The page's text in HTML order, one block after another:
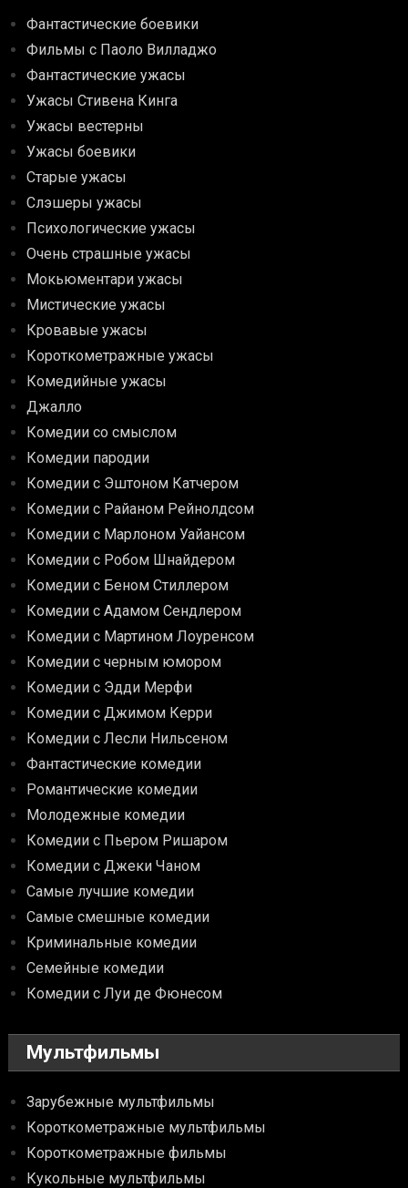
Фантастические боевики
Фильмы с Паоло Вилладжо
Фантастические ужасы
Ужасы Стивена Кинга
Ужасы вестерны
Ужасы боевики
Старые ужасы
Слэшеры ужасы
Психологические ужасы
Очень страшные ужасы
Мокьюментари ужасы
Мистические ужасы
Кровавые ужасы
Короткометражные ужасы
Комедийные ужасы
Джалло
Комедии со смыслом
Комедии пародии
Комедии с Эштоном Катчером
Комедии с Райаном Рейнолдсом
Комедии с Марлоном Уайансом
Комедии с Робом Шнайдером
Комедии с Беном Стиллером
Комедии с Адамом Сендлером
Комедии с Мартином Лоуренсом
Комедии с черным юмором
Комедии с Эдди Мерфи
Комедии с Джимом Керри
Комедии с Лесли Нильсеном
Фантастические комедии
Романтические комедии
Молодежные комедии
Комедии с Пьером Ришаром
Комедии с Джеки Чаном
Самые лучшие комедии
Самые смешные комедии
Криминальные комедии
Семейные комедии
Комедии с Луи де Фюнесом
Мультфильмы
Зарубежные мультфильмы
Короткометражные мультфильмы
Короткометражные фильмы
Кукольные мультфильмы